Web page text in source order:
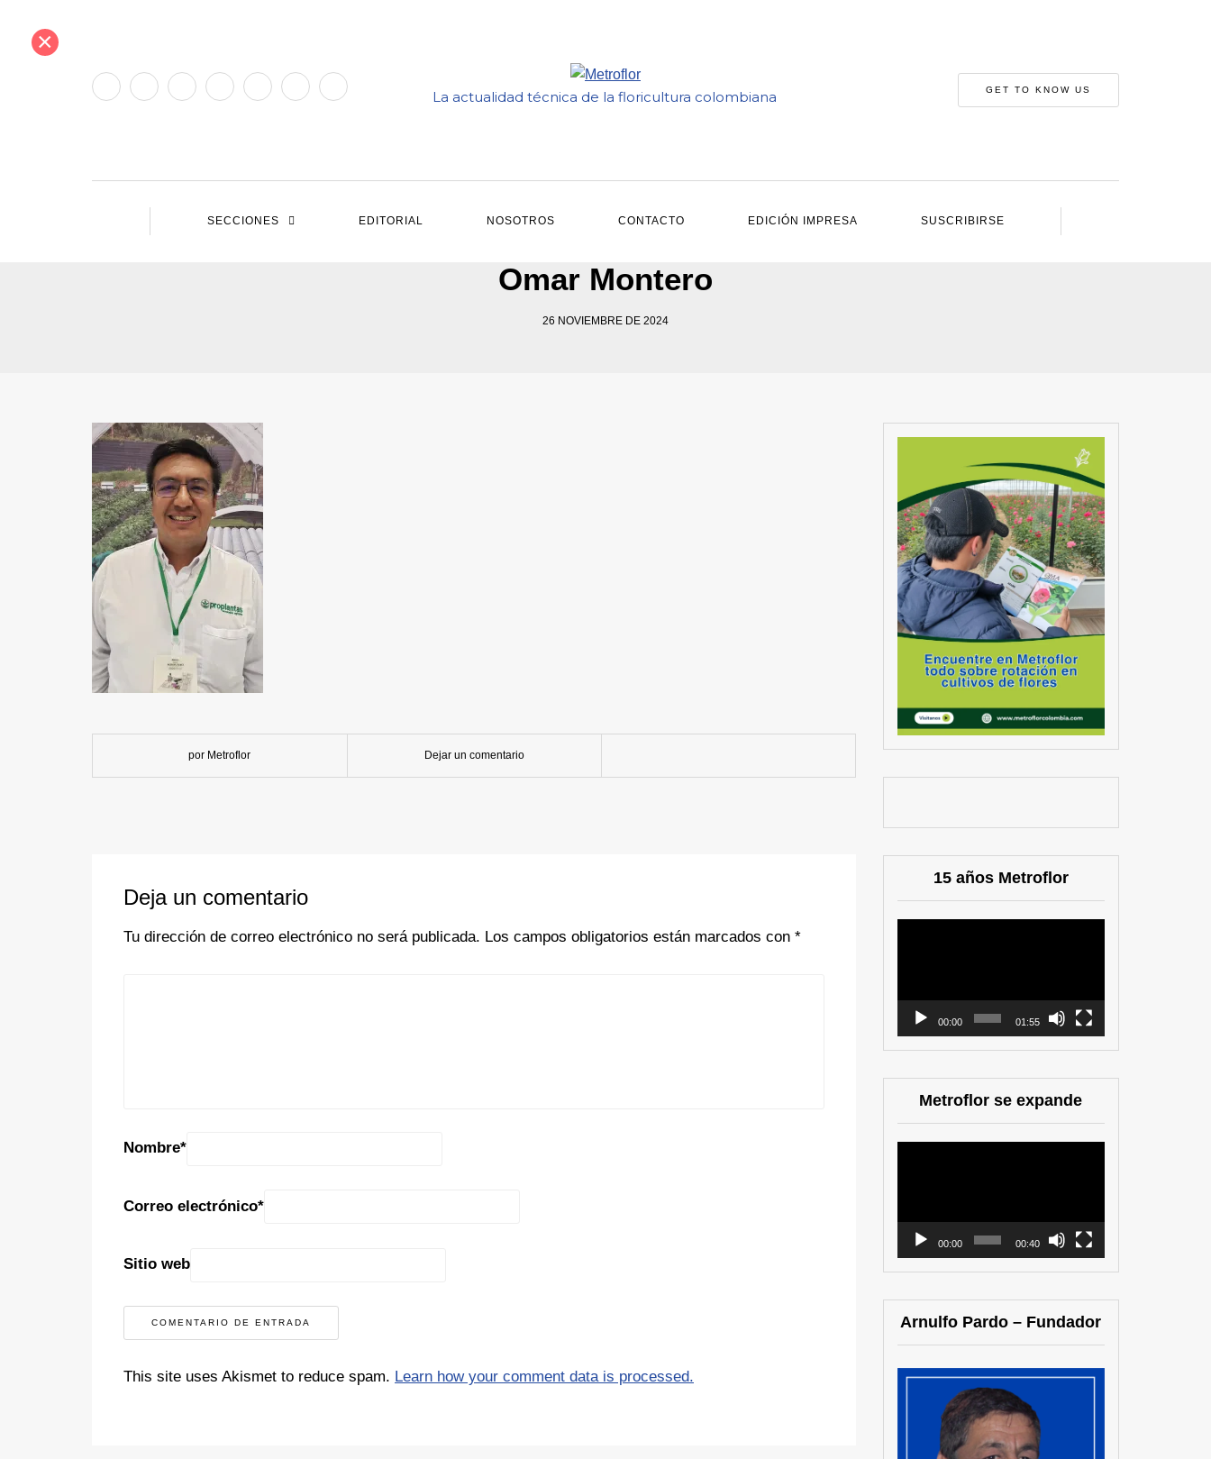
La actualidad técnica de la floricultura colombiana GET TO KNOW US
SECCIONES EDITORIAL NOSOTROS CONTACTO EDICIÓN IMPRESA SUSCRIBIRSE
Omar Montero
26 NOVIEMBRE DE 2024
por Metroflor Dejar un comentario
Deja un comentario
Tu dirección de correo electrónico no será publicada. Los campos obligatorios están marcados con *
Nombre*
Correo electrónico*
Sitio web
This site uses Akismet to reduce spam. Learn how your comment data is processed.
15 años Metroflor
00:00 01:55
Metroflor se expande
00:00 00:40
Arnulfo Pardo – Fundador
×